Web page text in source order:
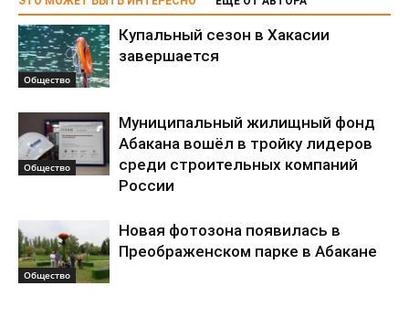
Общество
Купальный сезон в Хакасии
завершается
Общество
Муниципальный жилищный фонд
Абакана вошёл в тройку лидеров
среди строительных компаний
России
Общество
Новая фотозона появилась в
Преображенском парке в Абакане